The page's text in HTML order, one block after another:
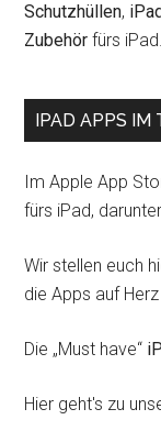
Schutzhüllen,
Zubehör fürs iPad.
IPAD APPS IM
Im Apple App
fürs iPad,
Wir stellen euch
die Apps auf
Die „Must have“
Hier geht's zu